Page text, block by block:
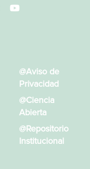
@Aviso de
Privacidad
@Ciencia
Abierta
@Repositorio
Institucional